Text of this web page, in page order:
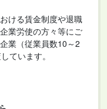
ける賃金制度や退職
業労使の方々等にご
業（従業員数10～2
ています。